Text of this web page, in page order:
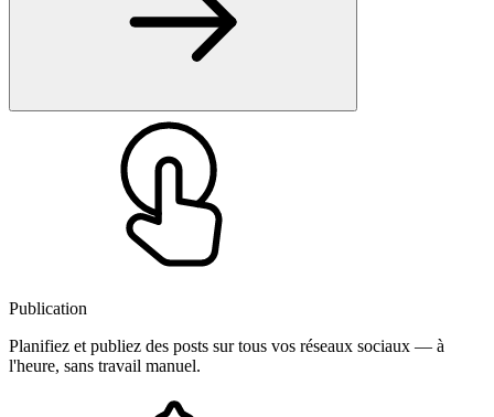
Publication
Planifiez et publiez des posts sur tous vos réseaux sociaux — à
l'heure, sans travail manuel.